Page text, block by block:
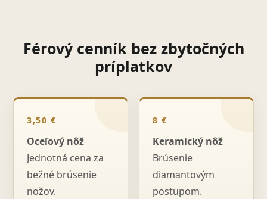
Férový cenník bez zbytočných
príplatkov
3,50 €
Oceľový nôž
Jednotná cena za
bežné brúsenie
nožov.
8 €
Keramický nôž
Brúsenie
diamantovým
postupom.